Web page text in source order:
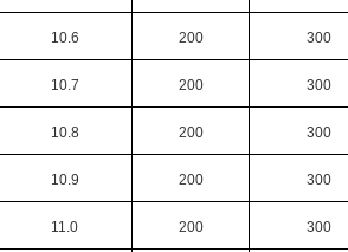
10.6 200 300
10.7 200 300
10.8 200 300
10.9 200 300
11.0 200 300